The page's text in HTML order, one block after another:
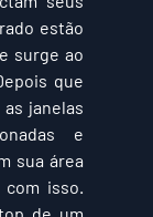
estão
surge ao
que
janelas
e
sua área
isso.